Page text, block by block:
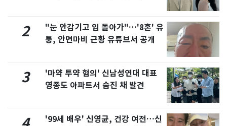
2
"눈 안감기고 입 돌아가"…'8혼' 유
퉁, 안면마비 근황 유튜브서 공개
3
'마약 투약 혐의' 신남성연대 대표
영종도 아파트서 숨진 채 발견
'99세 배우' 신영균, 건강 여전…신